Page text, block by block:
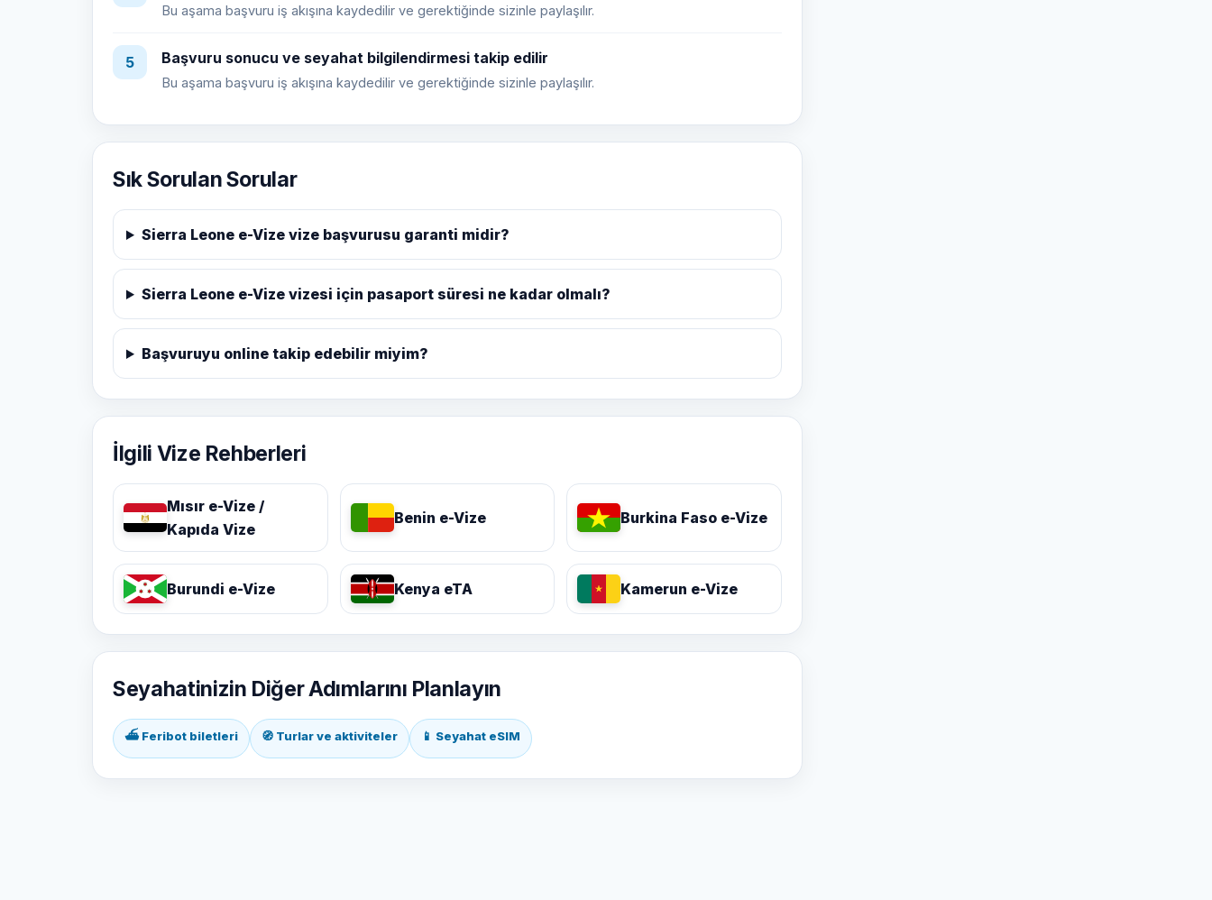
Bu aşama başvuru iş akışına kaydedilir ve gerektiğinde sizinle paylaşılır.
5 Başvuru sonucu ve seyahat bilgilendirmesi takip edilir
Bu aşama başvuru iş akışına kaydedilir ve gerektiğinde sizinle paylaşılır.
Sık Sorulan Sorular
Sierra Leone e-Vize vize başvurusu garanti midir?
Sierra Leone e-Vize vizesi için pasaport süresi ne kadar olmalı?
Başvuruyu online takip edebilir miyim?
İlgili Vize Rehberleri
Mısır e-Vize /
Kapıda Vize
Benin e-Vize Burkina Faso e-Vize
Burundi e-Vize Kenya eTA Kamerun e-Vize
Seyahatinizin Diğer Adımlarını Planlayın
⛴ Feribot biletleri 🧭 Turlar ve aktiviteler 📱 Seyahat eSIM